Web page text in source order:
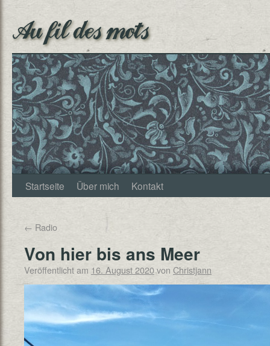
Au fil des mots
Startseite Über mich Kontakt
← Radio
Von hier bis ans Meer
Veröffentlicht am 16. August 2020von Christjann